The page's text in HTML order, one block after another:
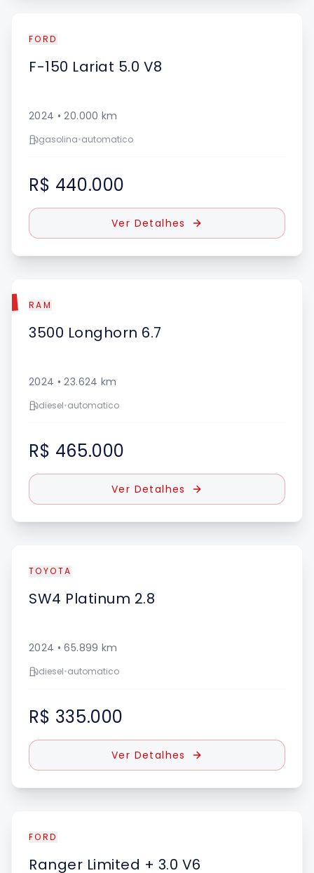
FORD
F-150 Lariat 5.0 V8
2024 •20.000 km
gasolina•automatico
R$ 440.000
Ver Detalhes
RAM
3500 Longhorn 6.7
2024 •23.624 km
diesel•automatico
R$ 465.000
Ver Detalhes
TOYOTA
SW4 Platinum 2.8
2024 •65.899 km
diesel•automatico
R$ 335.000
Ver Detalhes
FORD
Ranger Limited + 3.0 V6